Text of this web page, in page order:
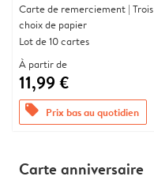
Carte de remerciement | Trois
choix de papier
Lot de 10 cartes
À partir de
11,99 €
offers Prix bas au quotidien
Carte anniversaire